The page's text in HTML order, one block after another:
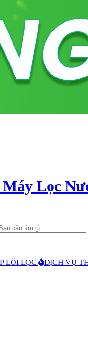
Lọc
LÕI LỌC DỊCH VỤ